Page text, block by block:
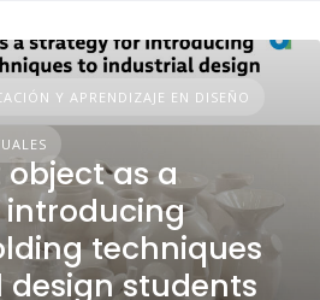
Y APRENDIZAJE EN DISEÑO
as a
techniques
students